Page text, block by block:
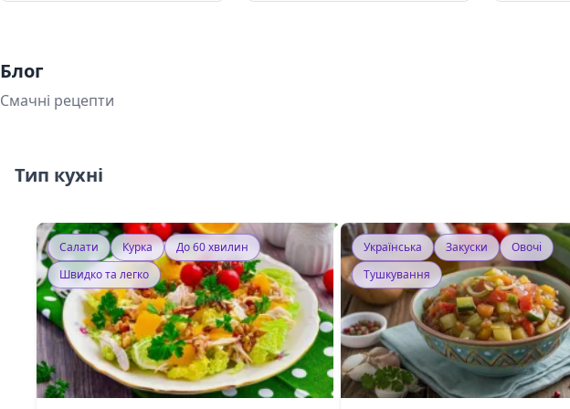
Блог
Смачні рецепти
Тип кухні
Салати Курка
До 60 хвилин
Швидко та легко
Українська Закуски
Овочі
Тушкування